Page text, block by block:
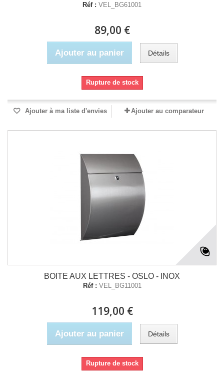
Réf : VEL_BG61001
89,00 €
Ajouter au panier Détails
Rupture de stock
Ajouter à ma liste d'envies Ajouter au comparateur
BOITE AUX LETTRES - OSLO - INOX
Réf : VEL_BG11001
119,00 €
Ajouter au panier Détails
Rupture de stock